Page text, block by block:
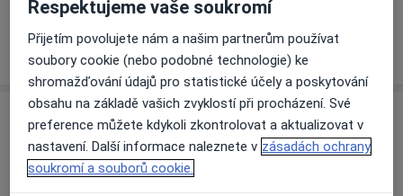
Víceo adrese
Názory
Přidejte svůj názor
Respektujeme vaše soukromí
Přijetím povolujete nám a našim partnerům používat
soubory cookie (nebo podobné technologie) ke
shromažďování údajů pro statistické účely a poskytování
obsahu na základě vašich zvyklostí při procházení. Své
preference můžete kdykoli zkontrolovat a aktualizovat v
nastavení. Další informace naleznete v zásadách ochrany
soukromí a souborů cookie.